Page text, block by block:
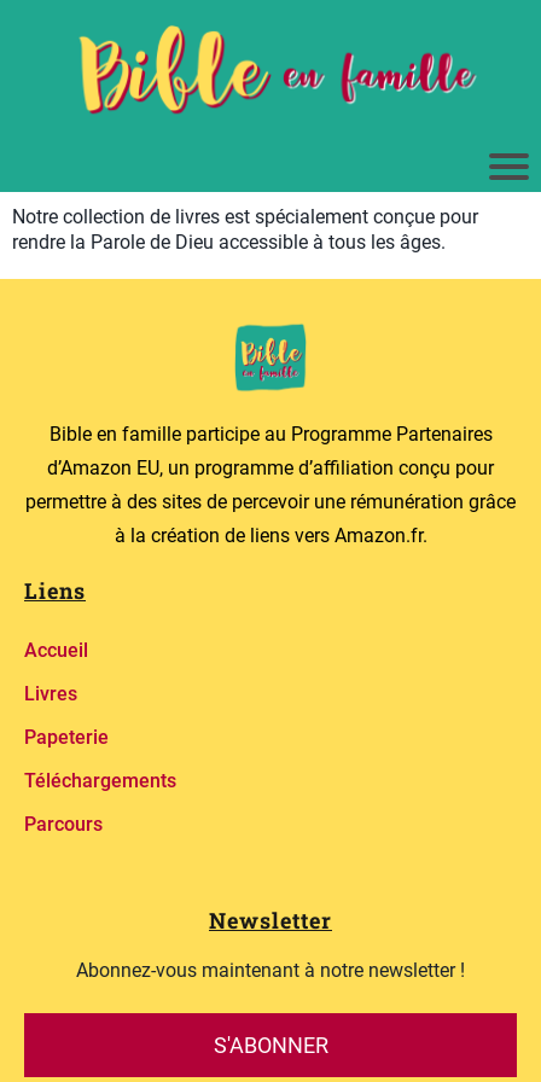
Notre collection de livres est spécialement conçue pour
rendre la Parole de Dieu accessible à tous les âges.
Bible en famille participe au Programme Partenaires
d’Amazon EU, un programme d’affiliation conçu pour
permettre à des sites de percevoir une rémunération grâce
à la création de liens vers Amazon.fr.
Liens
Accueil
Livres
Papeterie
Téléchargements
Parcours
Newsletter
Abonnez-vous maintenant à notre newsletter !
S'ABONNER